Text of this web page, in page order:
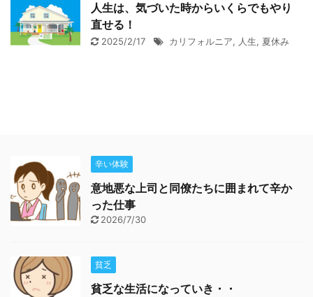
人生は、気づいた時からいくらでもやり
直せる！
2025/2/17 カリフォルニア, 人生, 夏休み
辛い体験
意地悪な上司と同僚たちに囲まれて辛か
った仕事
2026/7/30
貧乏
貧乏な生活になっていき・・